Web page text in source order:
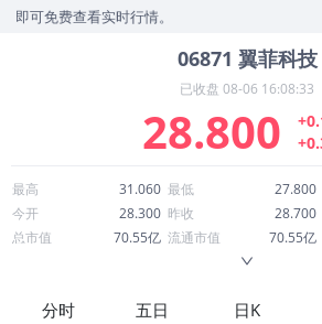
费查看实时行情。
06871 翼菲科技
已收盘 08-06 16:08:33
28.800
最高 31.060 最低 27.800
今开
28.300 昨收 28.700
总市值
70.55亿 流通市值 70.55亿
52周最高
59.650
分时 五日 日K